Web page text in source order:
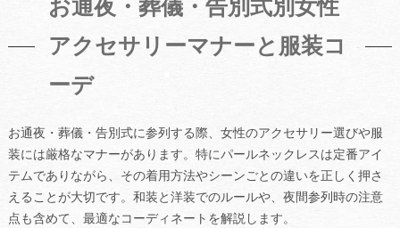
お通夜・葬儀・告別式別女性
アクセサリーマナーと服装コ
ーデ
お通夜・葬儀・告別式に参列する際、女性のアクセサリー選びや服
装には厳格なマナーがあります。特にパールネックレスは定番アイ
テムでありながら、その着用方法やシーンごとの違いを正しく押さ
えることが大切です。和装と洋装でのルールや、夜間参列時の注意
点も含めて、最適なコーディネートを解説します。